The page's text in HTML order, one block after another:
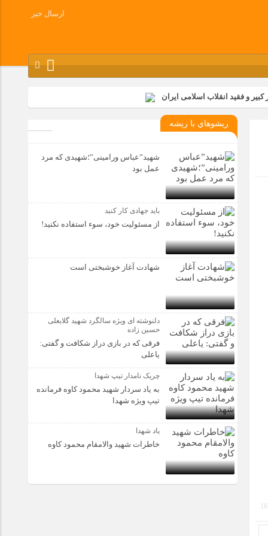
ارسال خبر
و فقید انقلاب اسلامی ایران
زامیاد
آزادسازی خرمشهر در شرکت پارس خودرو برگزار شد
جهان شرکت کرد
18
ريشوهاي با ريشه
شهید”عباس ورامینی”؛شهیدی که مرد
عمل بود
باید جهادی کار کنید
از مسئولیت خود، سوء استفاده نکنید!
شهادت آغاز خوشبختی است
دلنوشته ای ویژه سالگرد شهید گلابعلی
حسین زاده
فرقی که در بازی دراز شکافت و گفتی:
یاعلی
چریک نامدار تیپ شهدا
به یاد سردار شهید محمود کاوه فرمانده
تیپ ویژه شهدا
یاد شهدا
خاطرات شهید والامقام محمود کاوه‌